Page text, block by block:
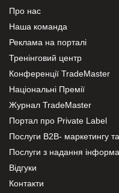
Про нас
Наша команда
Реклама на порталі
Тренінговий центр
Конференції TradeMaster
Національні Премії
Журнал TradeMaster
Портал про Private Label
Послуги В2В- маркетингу та
Послуги з надання
Відгуки
Контакти